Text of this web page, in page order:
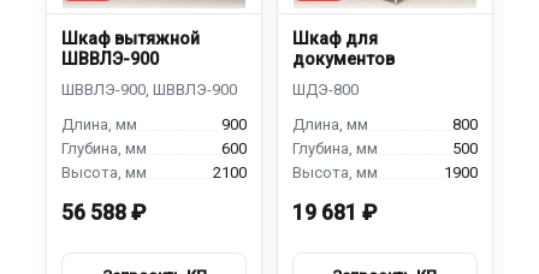
Шкаф вытяжной
ШВВЛЭ-900
900
600
2100
56 588 ₽
Шкаф для
документов
800
500
1900
19 681 ₽